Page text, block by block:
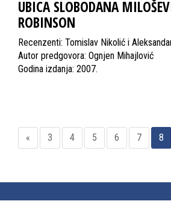
UBICA SLOBODANA
ROBINSON
Recenzenti: Tomislav Nikolić i
Autor predgovora: Ognjen Mihajlović
Godina izdanja: 2007.
« 3 4 5 6 7 8